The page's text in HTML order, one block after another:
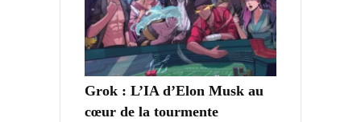
Grok : L’IA d’Elon Musk au
cœur de la tourmente